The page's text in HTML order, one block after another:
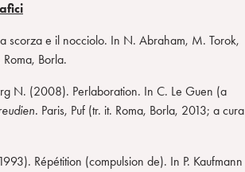
scorza e il nocciolo. In N. Abraham, M. Torok,
Roma, Borla.
N. (2008). Perlaboration. In C. Le Guen (a
Paris, Puf (tr. it. Roma, Borla, 2013; a cura
Répétition (compulsion de). In P. Kaufmann